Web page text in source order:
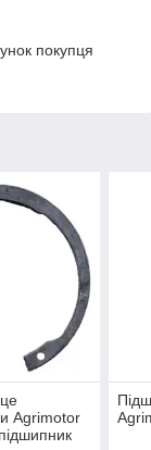
покупця
Agrimotor